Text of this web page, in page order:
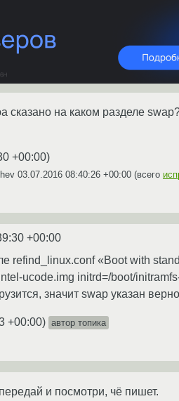
сказано на каком разделе
+00:00)
03.07.2016 08:40:26 +00:00 (всего
+00:00
refind_linux.conf «Boot with
ucode.img initrd=/boot/
значит swap указан
+00:00) автор топика
и посмотри, чё пишет.